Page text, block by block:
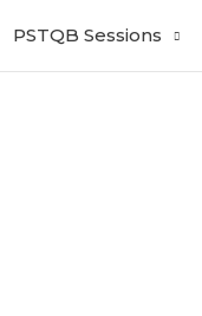
PSTQB Sessions